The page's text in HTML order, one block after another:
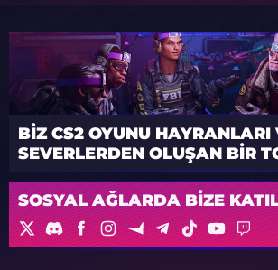
BIZ CS2 OYUNU HAYRANLARI
SEVERLERDEN OLUŞAN BIR
SOSYAL AĞLARDA BIZE